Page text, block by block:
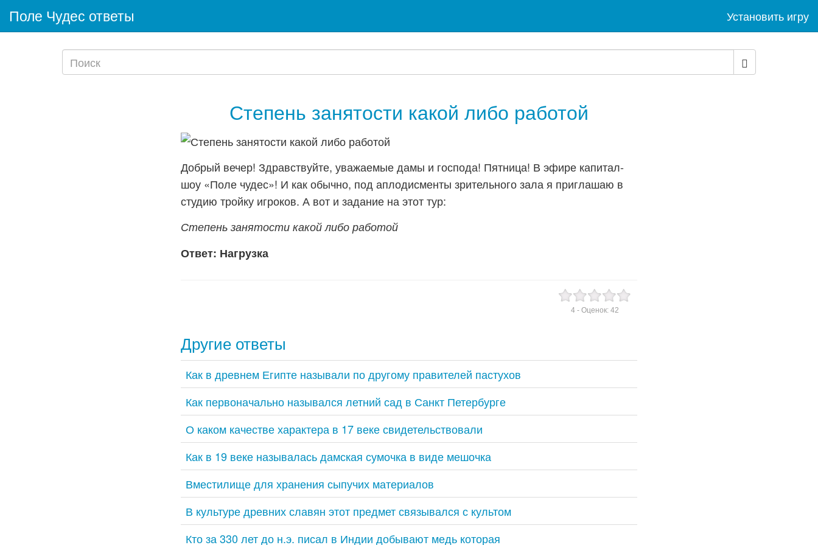
Поле Чудес ответы Установить игру
Степень занятости какой либо работой
Добрый вечер! Здравствуйте, уважаемые дамы и господа! Пятница! В эфире капитал-
шоу «Поле чудес»! И как обычно, под аплодисменты зрительного зала я приглашаю в
студию тройку игроков. А вот и задание на этот тур:
Степень занятости какой либо работой
Ответ: Нагрузка
4- Оценок: 42
Другие ответы
Как в древнем Египте называли по другому правителей пастухов
Как первоначально назывался летний сад в Санкт Петербурге
О каком качестве характера в 17 веке свидетельствовали
Как в 19 веке называлась дамская сумочка в виде мешочка
Вместилище для хранения сыпучих материалов
В культуре древних славян этот предмет связывался с культом
Кто за 330 лет до н.э. писал в Индии добывают медь которая